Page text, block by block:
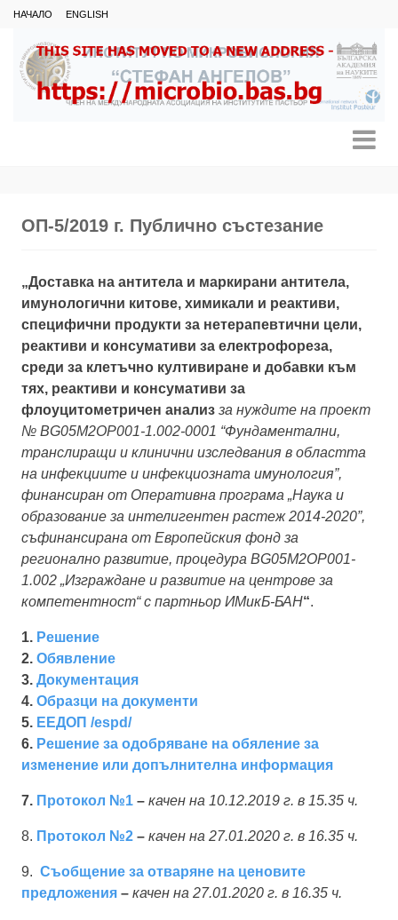
НАЧАЛО ENGLISH
ОП-5/2019 г. Публично състезание
„Доставка на антитела и маркирани антитела,
имунологични китове, химикали и реактиви,
специфични продукти за нетерапевтични цели,
реактиви и консумативи за електрофореза,
среди за клетъчно култивиране и добавки към
тях, реактиви и консумативи за
флоуцитометричен анализ за нуждите на проект
№ BG05M2OP001-1.002-0001 “Фундаментални,
транслиращи и клинични изследвания в областта
на инфекциите и инфекциозната имунология”,
финансиран от Оперативна програма „Наука и
образование за интелигентен растеж 2014-2020”,
съфинансирана от Европейския фонд за
регионално развитие, процедура BG05M2OP001-
1.002 „Изграждане и развитие на центрове за
компетентност“ с партньор ИМикБ-БАН“.
1. Решение
2. Обявление
3. Документация
4. Образци на документи
5. ЕЕДОП /espd/
6. Решение за одобряване на обяление за
изменение или допълнителна информация
7. Протокол №1 – качен на 10.12.2019 г. в 15.35 ч.
8. Протокол №2 – качен на 27.01.2020 г. в 16.35 ч.
9. Съобщение за отваряне на ценовите
предложения – качен на 27.01.2020 г. в 16.35 ч.